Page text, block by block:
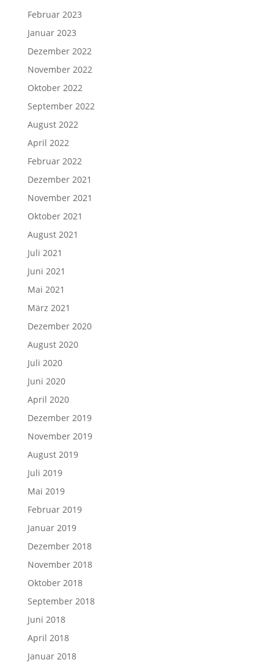
Februar 2023
Januar 2023
Dezember 2022
November 2022
Oktober 2022
September 2022
August 2022
April 2022
Februar 2022
Dezember 2021
November 2021
Oktober 2021
August 2021
Juli 2021
Juni 2021
Mai 2021
März 2021
Dezember 2020
August 2020
Juli 2020
Juni 2020
April 2020
Dezember 2019
November 2019
August 2019
Juli 2019
Mai 2019
Februar 2019
Januar 2019
Dezember 2018
November 2018
Oktober 2018
September 2018
Juni 2018
April 2018
Januar 2018